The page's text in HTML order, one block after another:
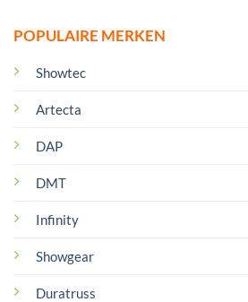
POPULAIRE MERKEN
Showtec
Artecta
DAP
DMT
Infinity
Showgear
Duratruss